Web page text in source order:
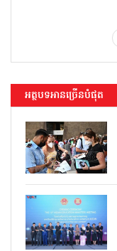
អត្ថបទអានច្រើនបំផុត